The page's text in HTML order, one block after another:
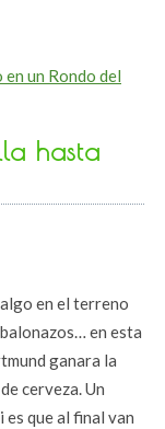
un Rondo del
hasta
en el terreno
en esta
ganara la
cerveza. Un
es que al final van